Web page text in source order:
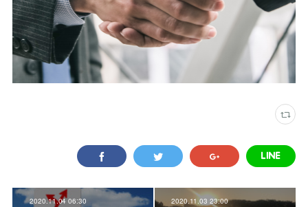
2020.11.04 06:30 2020.11.03 23:00